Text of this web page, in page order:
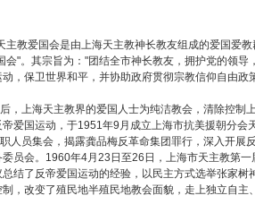
教爱国会是由上海天主教神长教友组成的爱国爱
会"。其宗旨为："团结全市神长教友，拥护党的领导
，保卫世界和平，并协助政府贯彻宗教信仰自由政
，上海天主教界的爱国人士为纯洁教会，清除控制
爱国运动，于1951年9月成立上海市抗美援朝分会
人员集会，揭露龚品梅反革命集团罪行，深入开展
员会。1960年4月23日至26日，上海市天主教第
结了反帝爱国运动的经验，以民主方式选举张家树
，改变了殖民地半殖民地教会面貌，走上独立自主